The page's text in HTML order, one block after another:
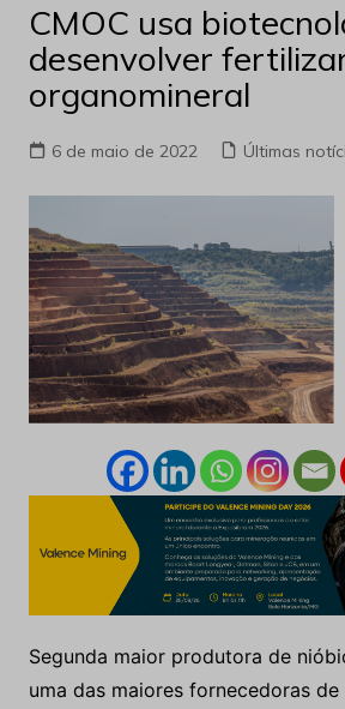
CMOC usa
desenvolver
organomineral
6 de maio de 2022 Últimas
Segunda maior produtora de
uma das maiores fornecedoras